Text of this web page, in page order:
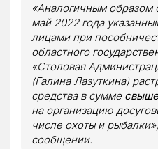
«Аналогичным образом
май 2022 года
лицами при
областного
«Столовая
(Галина Лазуткина)
средства в сумме
на организацию
числе охоты и
сообщении.